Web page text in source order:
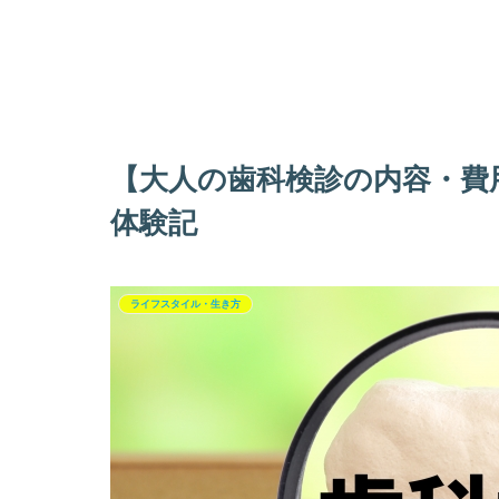
【大人の歯科検診の内容・
体験記
ライフスタイル・生き方